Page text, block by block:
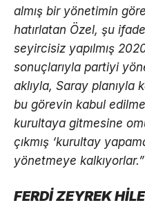
almış bir yönetimin
hatırlatan Özel, şu
seyircisiz yapılmış 2020
sonuçlarıyla partiyi
aklıyla, Saray planıyla
bu görevin kabul
kurultaya gitmesine
çıkmış ‘kurultay
yönetmeye kalkıyorlar.”
FERDİ ZEYREK